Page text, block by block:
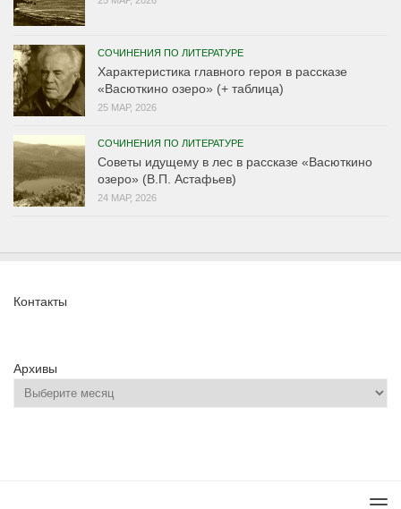
СОЧИНЕНИЯ ПО ЛИТЕРАТУРЕ
Характеристика главного героя в рассказе
«Васюткино озеро» (+ таблица)
25 МАР, 2026
СОЧИНЕНИЯ ПО ЛИТЕРАТУРЕ
Советы идущему в лес в рассказе «Васюткино
озеро» (В.П. Астафьев)
24 МАР, 2026
Контакты
Архивы